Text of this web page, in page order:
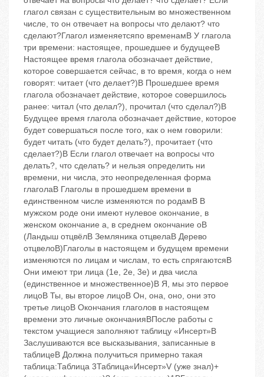
глагол связан с существительным во множественном
числе, то он отвечает на вопросы что делают? что
сделают?Глагол изменяетсяпо временамB У глагола
три времени: настоящее, прошедшее и будущееB
Настоящее время глагола обозначает действие,
которое совершается сейчас, в то время, когда о нем
говорят: читает (что делает?)B Прошедшее время
глагола обозначает действие, которое совершилось
ранее: читал (что делал?), прочитал (что сделал?)B
Будущее время глагола обозначает действие, которое
будет совершаться после того, как о нем говорили:
будет читать (что будет делать?), прочитает (что
сделает?)B Если глагол отвечает на вопросы что
делать?, что сделать? и нельзя определить ни
времени, ни числа, это неопределенная форма
глаголаB Глаголы в прошедшем времени в
единственном числе изменяются по родамB В
мужском роде они имеют нулевое окончание, в
женском ‬окончание а, в среднем ‬окончание оB
(Ландыш отцвёлB Земляника отцвелаB Дерево
отцвелоB)Глаголы в настоящем и будущем времени
изменяются по лицам и числам, то есть спрягаютсяB
Они имеют три лица (1е, 2е, 3е) и два числа
(единственное и множественное)B Я, мы ‬это первое
лицоB Ты, вы ‬второе лицоB Он, она, оно, они ‬это
третье лицоB Окончания глаголов в настоящем
времени ‬это личные окончанияBПосле работы с
текстом учащиеся заполняют таблицу «Инсерт»B
Заслушиваются все высказывания, записанные в
таблицеB Должна получиться примерно такая
таблица:Таблица 3Таблица«Инсерт»V (уже знал)+